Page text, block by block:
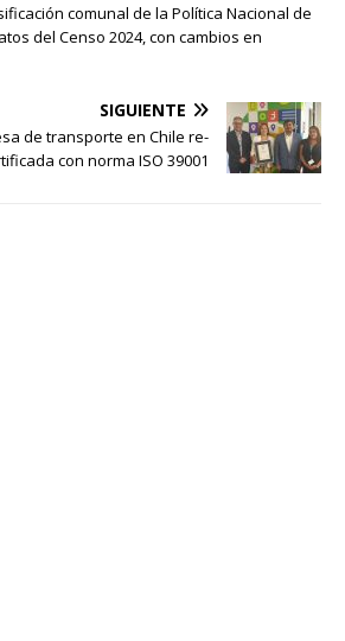
comunal de la Política Nacional de
del Censo 2024, con cambios en
SIGUIENTE
de transporte en Chile re-
con norma ISO 39001